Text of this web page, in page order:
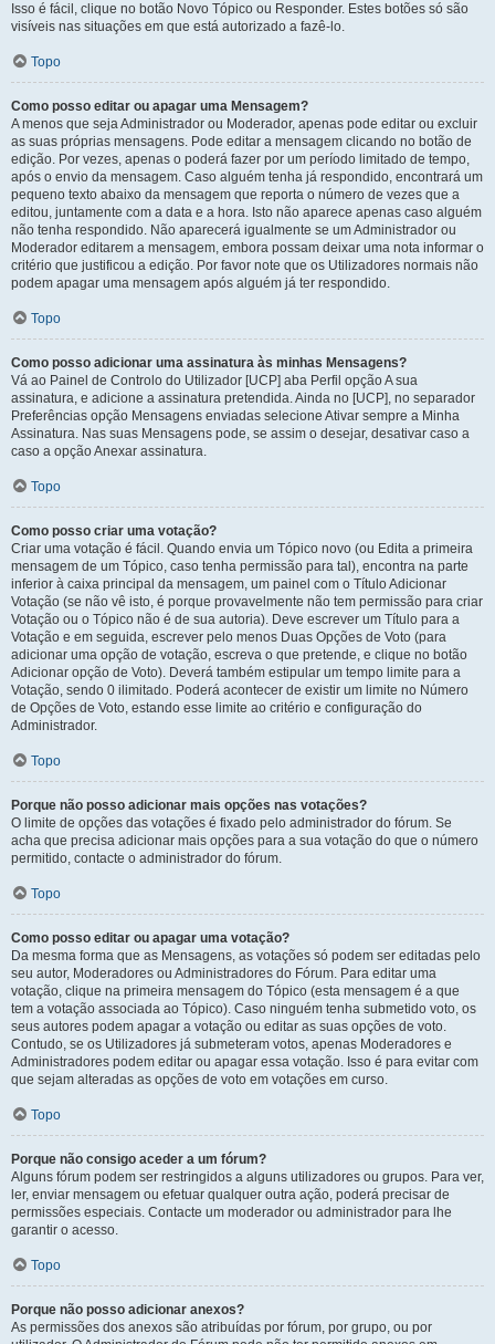
Isso é fácil, clique no botão Novo Tópico ou Responder. Estes botões só são
visíveis nas situações em que está autorizado a fazê-lo.
Topo
Como posso editar ou apagar uma Mensagem?
A menos que seja Administrador ou Moderador, apenas pode editar ou excluir
as suas próprias mensagens. Pode editar a mensagem clicando no botão de
edição. Por vezes, apenas o poderá fazer por um período limitado de tempo,
após o envio da mensagem. Caso alguém tenha já respondido, encontrará um
pequeno texto abaixo da mensagem que reporta o número de vezes que a
editou, juntamente com a data e a hora. Isto não aparece apenas caso alguém
não tenha respondido. Não aparecerá igualmente se um Administrador ou
Moderador editarem a mensagem, embora possam deixar uma nota informar o
critério que justificou a edição. Por favor note que os Utilizadores normais não
podem apagar uma mensagem após alguém já ter respondido.
Topo
Como posso adicionar uma assinatura às minhas Mensagens?
Vá ao Painel de Controlo do Utilizador [UCP] aba Perfil opção A sua
assinatura, e adicione a assinatura pretendida. Ainda no [UCP], no separador
Preferências opção Mensagens enviadas selecione Ativar sempre a Minha
Assinatura. Nas suas Mensagens pode, se assim o desejar, desativar caso a
caso a opção Anexar assinatura.
Topo
Como posso criar uma votação?
Criar uma votação é fácil. Quando envia um Tópico novo (ou Edita a primeira
mensagem de um Tópico, caso tenha permissão para tal), encontra na parte
inferior à caixa principal da mensagem, um painel com o Título Adicionar
Votação (se não vê isto, é porque provavelmente não tem permissão para criar
Votação ou o Tópico não é de sua autoria). Deve escrever um Título para a
Votação e em seguida, escrever pelo menos Duas Opções de Voto (para
adicionar uma opção de votação, escreva o que pretende, e clique no botão
Adicionar opção de Voto). Deverá também estipular um tempo limite para a
Votação, sendo 0 ilimitado. Poderá acontecer de existir um limite no Número
de Opções de Voto, estando esse limite ao critério e configuração do
Administrador.
Topo
Porque não posso adicionar mais opções nas votações?
O limite de opções das votações é fixado pelo administrador do fórum. Se
acha que precisa adicionar mais opções para a sua votação do que o número
permitido, contacte o administrador do fórum.
Topo
Como posso editar ou apagar uma votação?
Da mesma forma que as Mensagens, as votações só podem ser editadas pelo
seu autor, Moderadores ou Administradores do Fórum. Para editar uma
votação, clique na primeira mensagem do Tópico (esta mensagem é a que
tem a votação associada ao Tópico). Caso ninguém tenha submetido voto, os
seus autores podem apagar a votação ou editar as suas opções de voto.
Contudo, se os Utilizadores já submeteram votos, apenas Moderadores e
Administradores podem editar ou apagar essa votação. Isso é para evitar com
que sejam alteradas as opções de voto em votações em curso.
Topo
Porque não consigo aceder a um fórum?
Alguns fórum podem ser restringidos a alguns utilizadores ou grupos. Para ver,
ler, enviar mensagem ou efetuar qualquer outra ação, poderá precisar de
permissões especiais. Contacte um moderador ou administrador para lhe
garantir o acesso.
Topo
Porque não posso adicionar anexos?
As permissões dos anexos são atribuídas por fórum, por grupo, ou por